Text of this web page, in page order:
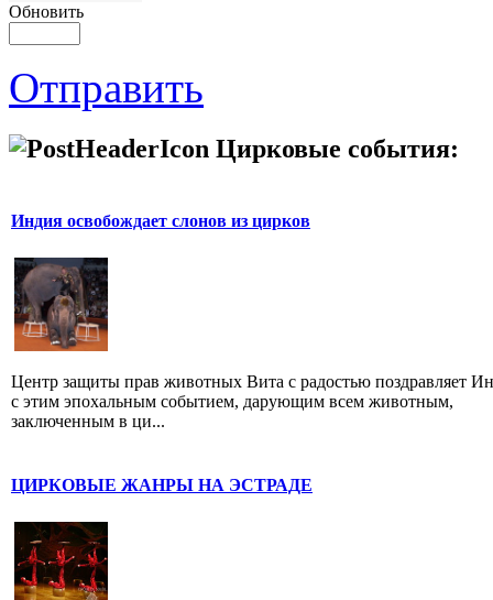
Обновить
Отправить
Цирковые события:
Индия освобождает слонов из цирков
Центр защиты прав животных Вита с радостью поздравляет
с этим эпохальным событием, дарующим всем животным,
заключенным в ци...
ЦИРКОВЫЕ ЖАНРЫ НА ЭСТРАДЕ